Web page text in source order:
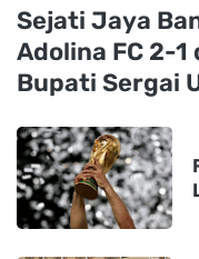
Sejati Jaya
Adolina FC 2-1
Bupati Sergai